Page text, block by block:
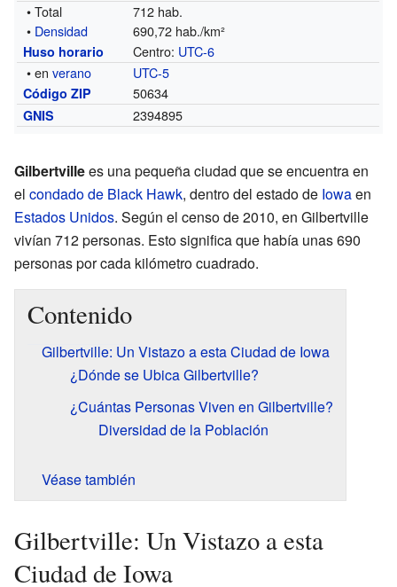
• Total
712 hab.
• Densidad 690,72 hab./km²
Huso horario Centro: UTC-6
• enverano UTC-5
Código ZIP 50634
GNIS 2394895
Gilbertvillees una pequeña ciudad que se encuentra en
el condado de Black Hawk, dentro del estado de Iowaen
Estados Unidos. Según el censo de 2010, en Gilbertville
vivían 712 personas. Esto significa que había unas 690
personas por cada kilómetro cuadrado.
Contenido
Gilbertville: Un Vistazo a esta Ciudad de Iowa
¿Dónde se Ubica Gilbertville?
¿Cuántas Personas Viven en Gilbertville?
Diversidad de la Población
Véase también
Gilbertville: Un Vistazo a esta
Ciudad de Iowa